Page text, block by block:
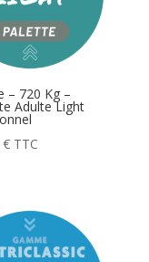
– 720 Kg –
Adulte Light
€ TTC